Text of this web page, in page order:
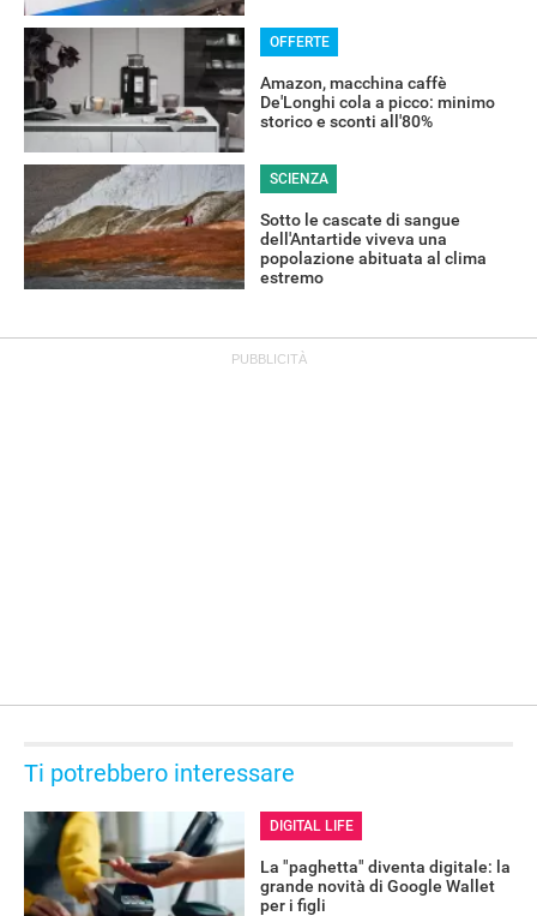
RECENSIONI
OFFERTE
Amazon, macchina caffè
De'Longhi cola a picco: minimo
storico e sconti all'80%
SCIENZA
Sotto le cascate di sangue
dell'Antartide viveva una
popolazione abituata al clima
estremo
Ti potrebbero interessare
DIGITAL LIFE
La "paghetta" diventa digitale: la
grande novità di Google Wallet
per i figli